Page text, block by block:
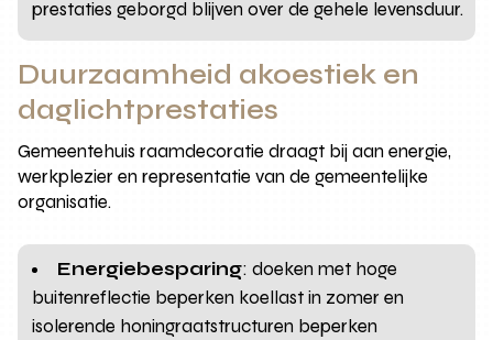
prestaties geborgd blijven over de gehele levensduur.
Duurzaamheid akoestiek en
daglichtprestaties
Gemeentehuis raamdecoratie draagt bij aan energie,
werkplezier en representatie van de gemeentelijke
organisatie.
Energiebesparing: doeken met hoge
buitenreflectie beperken koellast in zomer en
isolerende honingraatstructuren beperken